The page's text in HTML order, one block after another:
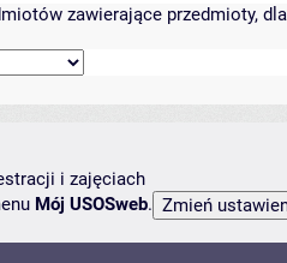
zawierające przedmioty,
i zajęciach
Mój USOSweb.